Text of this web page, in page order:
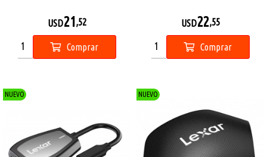
USD21 ,52
Comprar
USD22,55
Comprar
NUEVO NUEVO